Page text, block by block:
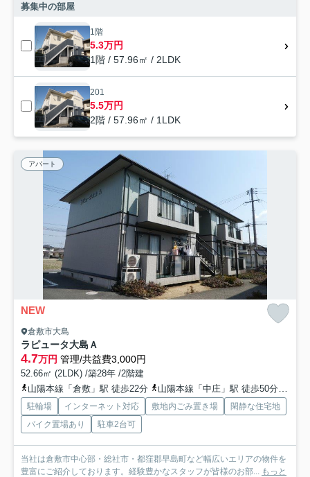
募集中の部屋
1階
5.3万円
1階 / 57.96㎡ / 2LDK
201
5.5万円
2階 / 57.96㎡ / 1LDK
アパート
NEW
倉敷市大島
ラピュータ大島Ａ
4.7万円 管理/共益費3,000円
52.66㎡ (2LDK) /築28年 /2階建
山陽本線「倉敷」駅 徒歩22分
山陽本線「中庄」駅 徒歩50分
駐輪場 インターネット対応 敷地内ごみ置き場
閑静な住宅地
バイク置場あり
駐車2台可
当社は倉敷市中心部・総社市・都窪郡早島町など幅広いエリアの物件を
豊富にご紹介しております。経験豊かなスタッフが皆様のお部...
もっと